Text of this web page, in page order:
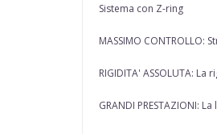
Sistema con Z-ring
MASSIMO
RIGIDITA' ASSOLUTA:
GRANDI PRESTAZIONI: